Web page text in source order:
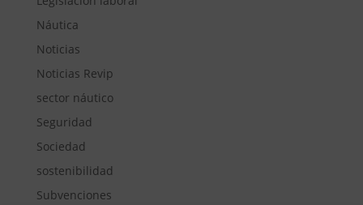
Náutica
Noticias
Noticias Revip
sector náutico
Seguridad
Sociedad
sostenibilidad
Subvenciones